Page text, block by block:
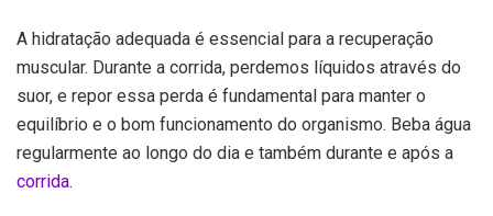
A hidratação adequada é essencial para a recuperação
muscular. Durante a corrida, perdemos líquidos através do
suor, e repor essa perda é fundamental para manter o
equilíbrio e o bom funcionamento do organismo. Beba água
regularmente ao longo do dia e também durante e após a
corrida.